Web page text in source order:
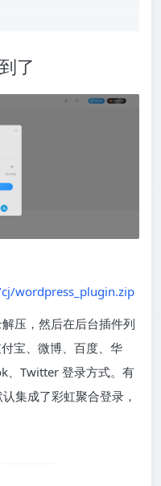
了
wordpress_plugin.zip
压，然后在后台插件列
宝、微博、百度、华
、Twitter 登录方式。有
集成了彩虹聚合登录，